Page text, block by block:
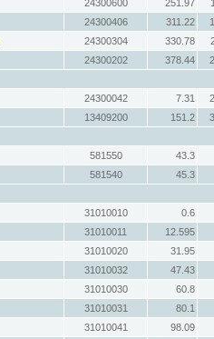
24300600 251.97
24300406 311.22
24300304 330.78
24300202 378.44
24300042 7.31
13409200 151.2
581550
43.3
581540
45.3
31010010
0.6
31010011
12.595
31010020
31.95
31010032
47.43
31010030
60.8
31010031
80.1
31010041
98.09